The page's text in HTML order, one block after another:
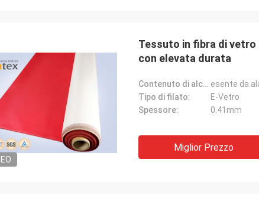
temperatura, sempre contribuiscono per i
progetti differenti.
Tessuto in fibra di
con elevata durata
Contenuto di alcali: esente da
Tipo di filato:
E-Vetro
Spessore:
0.41mm
Miglior Prezzo